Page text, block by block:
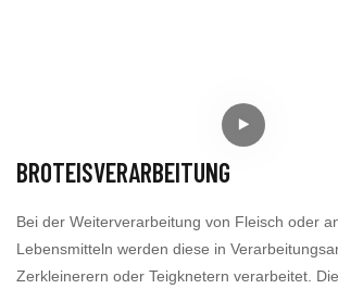
BROTEISVERARBEITUNG
Bei der Weiterverarbeitung von Fleisch oder
Lebensmitteln werden diese in
Zerkleinerern oder Teigknetern verarbeitet.